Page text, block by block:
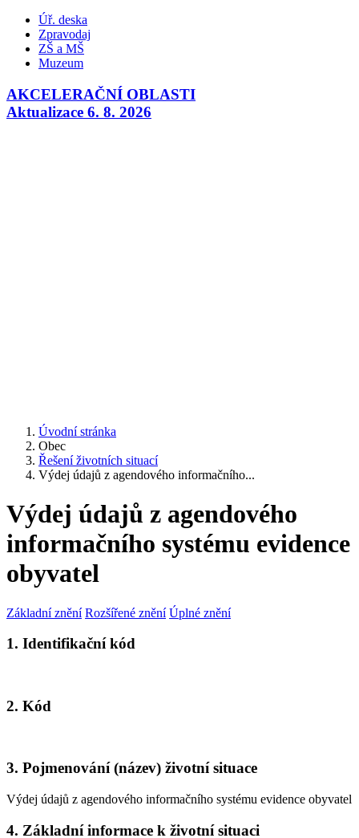
Úř. deska
Zpravodaj
ZŠ a MŠ
Muzeum
AKCELERAČNÍ OBLASTI
Aktualizace 6. 8. 2026
Úvodní stránka
Obec
Řešení životních situací
Výdej údajů z agendového informačního...
Výdej údajů z agendového
informačního systému evidence
obyvatel
Základní znění Rozšířené znění Úplné znění
1. Identifikační kód
2. Kód
3. Pojmenování (název) životní situace
Výdej údajů z agendového informačního systému evidence obyvatel
4. Základní informace k životní situaci